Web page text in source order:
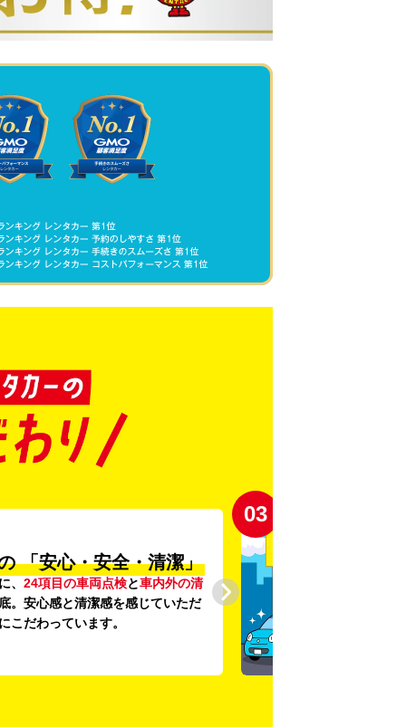
「安心・安全・清潔」
、 24項目の車両点検と車内外の清
。安心感と清潔感を感じていただ
こだわっています。
03